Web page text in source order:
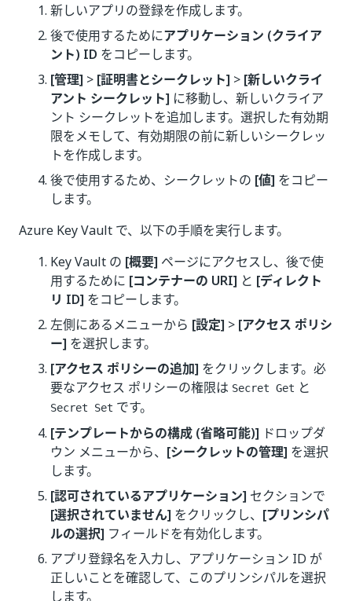
新しいアプリの登録を作成します。
後で使用するためにアプリケーション (クライア
ント) ID をコピーします。
[管理] > [証明書とシークレット] > [新しいクライ
アント シークレット] に移動し、新しいクライア
ント シークレットを追加します。選択した有効期
限をメモして、有効期限の前に新しいシークレッ
トを作成します。
後で使用するため、シークレットの [値] をコピー
します。
Azure Key Vault で、以下の手順を実行します。
Key Vault の [概要] ページにアクセスし、後で使
用するために [コンテナーの URI] と [ディレクト
リ ID] をコピーします。
左側にあるメニューから [設定] > [アクセス ポリシ
ー] を選択します。
[アクセス ポリシーの追加] をクリックします。必
要なアクセス ポリシーの権限は Secret Get と
Secret Set です。
[テンプレートからの構成 (省略可能)] ドロップダ
ウン メニューから、 [シークレットの管理] を選択
します。
[認可されているアプリケーション] セクションで
[選択されていません] をクリックし、 [プリンシパ
ルの選択] フィールドを有効化します。
アプリ登録名を入力し、アプリケーション ID が
正しいことを確認して、このプリンシパルを選択
します。